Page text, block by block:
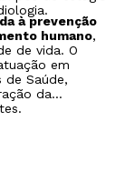
à prevenção
humano,
de vida. O
em
de Saúde,
da